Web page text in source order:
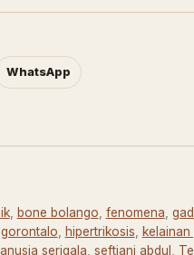
WhatsApp
, bone bolango, fenomena,
gorontalo, hipertrikosis,
serigala, seftiani abdul ,